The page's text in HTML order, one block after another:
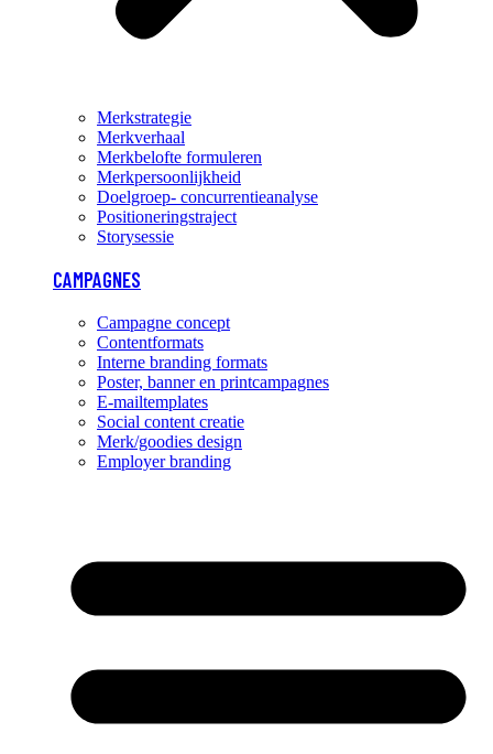
Merkstrategie
Merkverhaal
Merkbelofte formuleren
Merkpersoonlijkheid
Doelgroep- concurrentieanalyse
Positioneringstraject
Storysessie
CAMPAGNES
Campagne concept
Contentformats
Interne branding formats
Poster, banner en printcampagnes
E-mailtemplates
Social content creatie
Merk/goodies design
Employer branding